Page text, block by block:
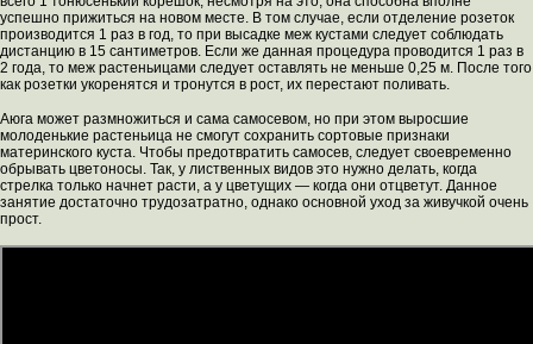
успешно прижиться на новом месте. В том случае, если отделение розеток
производится 1 раз в год, то при высадке меж кустами следует соблюдать
дистанцию в 15 сантиметров. Если же данная процедура проводится 1 раз в
2 года, то меж растеньицами следует оставлять не меньше 0,25 м. После того
как розетки укоренятся и тронутся в рост, их перестают поливать.
Аюга может размножиться и сама самосевом, но при этом выросшие
молоденькие растеньица не смогут сохранить сортовые признаки
материнского куста. Чтобы предотвратить самосев, следует своевременно
обрывать цветоносы. Так, у лиственных видов это нужно делать, когда
стрелка только начнет расти, а у цветущих ― когда они отцветут. Данное
занятие достаточно трудозатратно, однако основной уход за живучкой очень
прост.